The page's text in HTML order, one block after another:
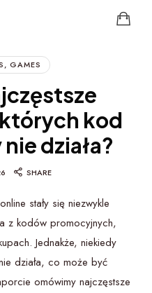
GAMES
kod
działa?
SHARE
stały się niezwykle
z kodów promocyjnych,
Jednakże, niekiedy
działa, co może być
omówimy najczęstsze